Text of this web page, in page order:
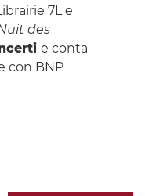
7L e
des
e conta
con BNP